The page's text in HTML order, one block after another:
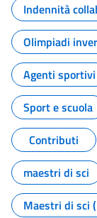
Indennità
Olimpiadi
Agenti sportivi
Sport e scuola
Contributi
maestri di sci
Maestri di sci